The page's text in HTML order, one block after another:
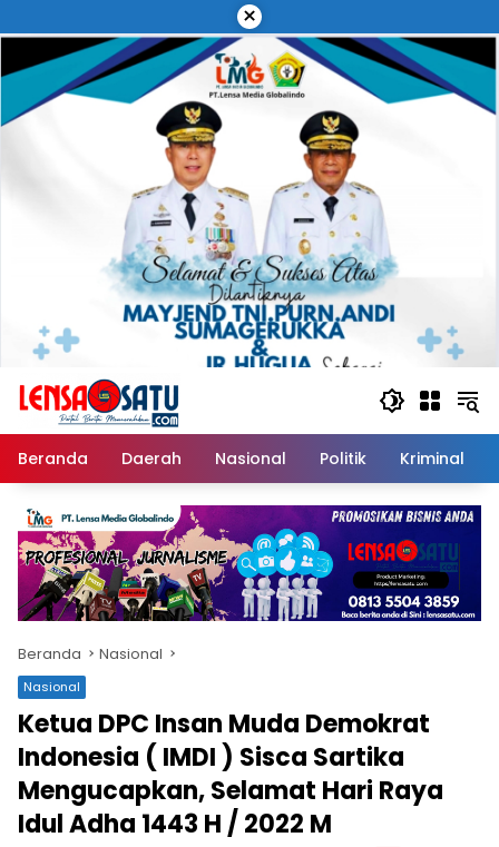
ke
konten
×
Beranda Daerah Nasional Politik Kriminal
Beranda Nasional
Nasional
Ketua DPC Insan Muda Demokrat
Indonesia ( IMDI ) Sisca Sartika
Mengucapkan, Selamat Hari Raya
Idul Adha 1443 H / 2022 M